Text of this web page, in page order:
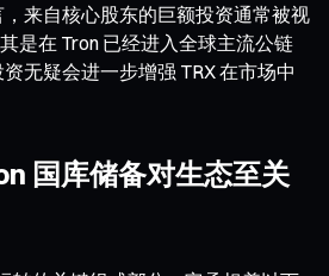
来自核心股东的巨额投资通常被视
是在 Tron 已经进入全球主流公链
无疑会进一步增强 TRX 在市场中
国库储备对生态至关